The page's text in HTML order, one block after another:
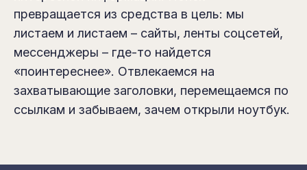
превращается из средства в цель: мы
листаем и листаем – сайты, ленты соцсетей,
мессенджеры – где-то найдется
«поинтереснее». Отвлекаемся на
захватывающие заголовки, перемещаемся по
ссылкам и забываем, зачем открыли ноутбук.